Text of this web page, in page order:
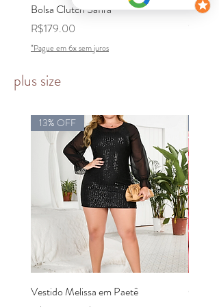
Bolsa Clutch Safira
Price
R$179.00
*Pague em 6x sem juros
Bolsa
plus size
13% OFF
Vestido Melissa em Paetê